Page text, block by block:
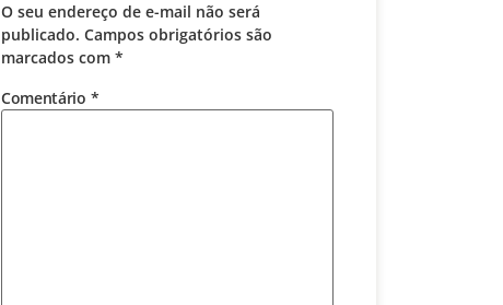
O seu endereço de e-mail não será
publicado. Campos obrigatórios são
marcados com *
Comentário *